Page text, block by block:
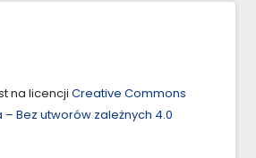
na licencji Creative Commons
Bez utworów zależnych 4.0